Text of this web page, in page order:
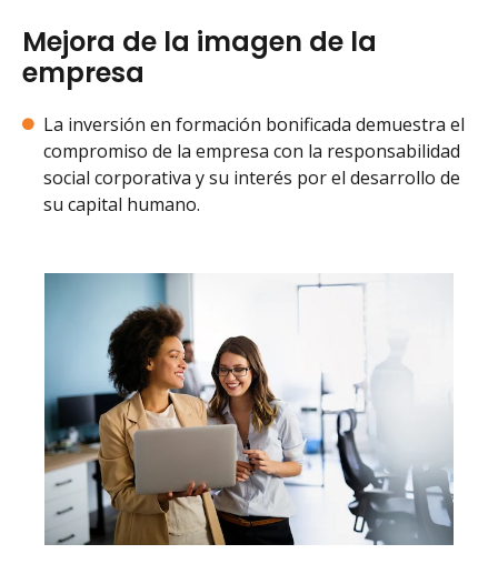
Mejora de la imagen de la
empresa
La inversión en formación bonificada demuestra el
compromiso de la empresa con la responsabilidad
social corporativa y su interés por el desarrollo de
su capital humano.